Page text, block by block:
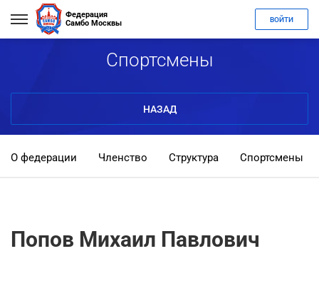
Федерация
Самбо Москвы
ВОЙТИ
Спортсмены
НАЗАД
О федерации Членство Структура Спортсмены
Попов Михаил Павлович